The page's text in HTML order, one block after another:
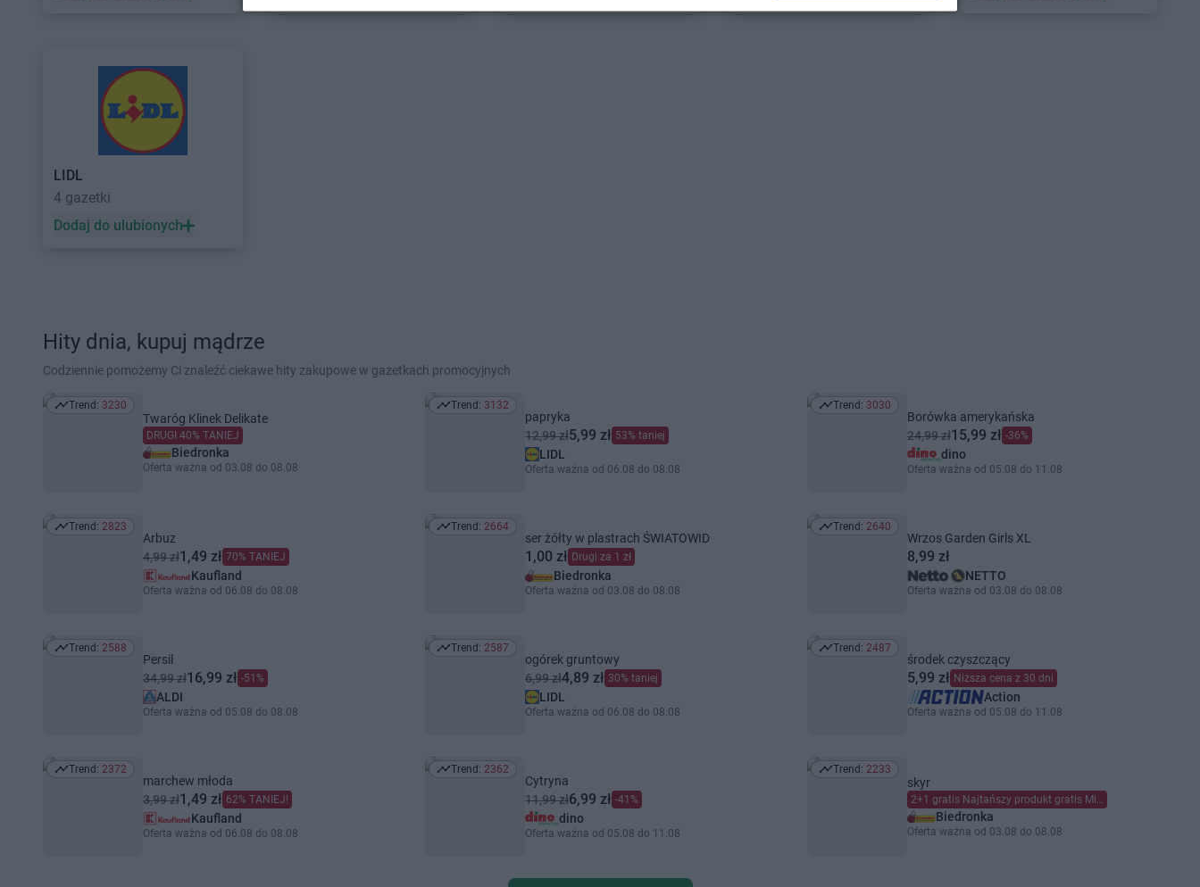
LIDL
4 gazetki
Dodaj do ulubionych
Hity dnia, kupuj mądrze
Codziennie pomożemy Ci znaleźć ciekawe hity zakupowe w gazetkach promocyjnych
Trend: 3230
Trend: 3230
Twaróg Klinek Delikate
DRUGI 40% TANIEJ
Biedronka
Oferta ważna od 03.08 do 08.08
Trend: 3132
Trend: 3132
papryka
12,99 zł5,99 zł 53% taniej
LIDL
Oferta ważna od 06.08 do 08.08
Trend: 3030
Trend: 3030
Borówka amerykańska
24,99 zł15,99 zł -36%
dino
Oferta ważna od 05.08 do 11.08
Trend: 2823
Trend: 2823
Arbuz
4,99 zł1,49 zł 70% TANIEJ
Kaufland
Oferta ważna od 06.08 do 08.08
Trend: 2664
Trend: 2664
ser żółty w plastrach ŚWIATOWID
1,00 zł Drugi za 1 zł
Biedronka
Oferta ważna od 03.08 do 08.08
Trend: 2640
Trend: 2640
Wrzos Garden Girls XL
8,99 zł
NETTO
Oferta ważna od 03.08 do 08.08
Trend: 2588
Trend: 2588
Persil
34,99 zł16,99 zł -51%
ALDI
Oferta ważna od 05.08 do 08.08
Trend: 2587
Trend: 2587
ogórek gruntowy
6,99 zł4,89 zł 30% taniej
LIDL
Oferta ważna od 06.08 do 08.08
Trend: 2487
Trend: 2487
środek czyszczący
5,99 zł Niższa cena z 30 dni
Action
Oferta ważna od 05.08 do 11.08
Trend: 2372
Trend: 2372
marchew młoda
3,99 zł1,49 zł 62% TANIEJ!
Kaufland
Oferta ważna od 06.08 do 08.08
Trend: 2362
Trend: 2362
Cytryna
11,99 zł6,99 zł -41%
dino
Oferta ważna od 05.08 do 11.08
Trend: 2233
Trend: 2233
skyr
2+1 gratis Najtańszy produkt gratis Mieszaj dowolnie Limit dzienny 6 szt. (maks. 2 gratis) na kartę Moja Biedronka.
Biedronka
Oferta ważna od 03.08 do 08.08